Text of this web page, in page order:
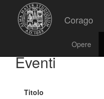
Corago
Opere
Eventi
Titolo